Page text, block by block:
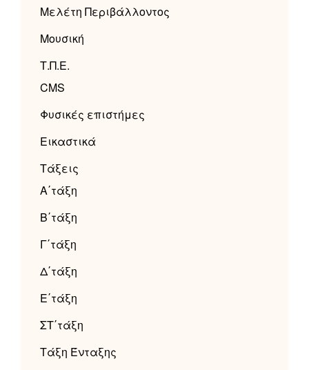
Μελέτη Περιβάλλοντος
Μουσική
Τ.Π.Ε.
CMS
Φυσικές επιστήμες
Εικαστικά
Τάξεις
Α΄τάξη
Β΄τάξη
Γ΄τάξη
Δ΄τάξη
Ε΄τάξη
ΣΤ΄τάξη
Τάξη Ένταξης